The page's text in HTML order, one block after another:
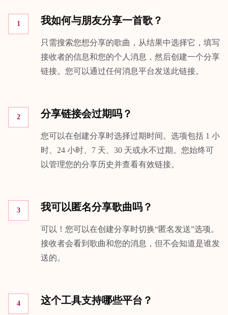
1 我如何与朋友分享一首歌？
只需搜索您想分享的歌曲，从结果中选择它，填写
接收者的信息和您的个人消息，然后创建一个分享
链接。您可以通过任何消息平台发送此链接。
2 分享链接会过期吗？
您可以在创建分享时选择过期时间。选项包括 1 小
时、24 小时、7 天、30 天或永不过期。您始终可
以管理您的分享历史并查看有效链接。
3 我可以匿名分享歌曲吗？
可以！您可以在创建分享时切换“匿名发送”选项。
接收者会看到歌曲和您的消息，但不会知道是谁发
送的。
4 这个工具支持哪些平台？